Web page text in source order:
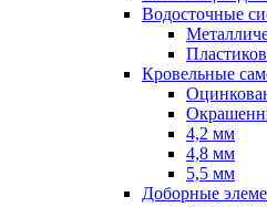
Водосточные
Кровельные
4,2 мм
4,8 мм
5,5 мм
Доборные